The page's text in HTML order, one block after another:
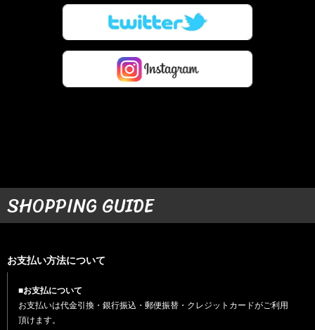
SHOPPING GUIDE
お支払い方法について
■お支払について
お支払いは代金引換・銀行振込・郵便振替・クレジットカードがご利用
頂けます。